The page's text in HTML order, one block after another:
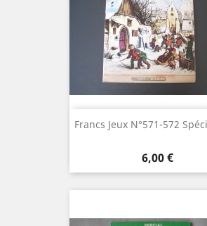
Francs Jeux N°571-572
Prix
6,00 €